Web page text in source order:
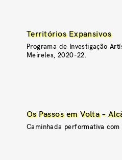
Territórios Expansivos
Programa de Investigação
Meireles, 2020-22.
Os Passos em Volta –
Caminhada performativa com